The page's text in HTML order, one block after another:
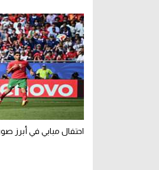
احتفال مبابي في أبرز